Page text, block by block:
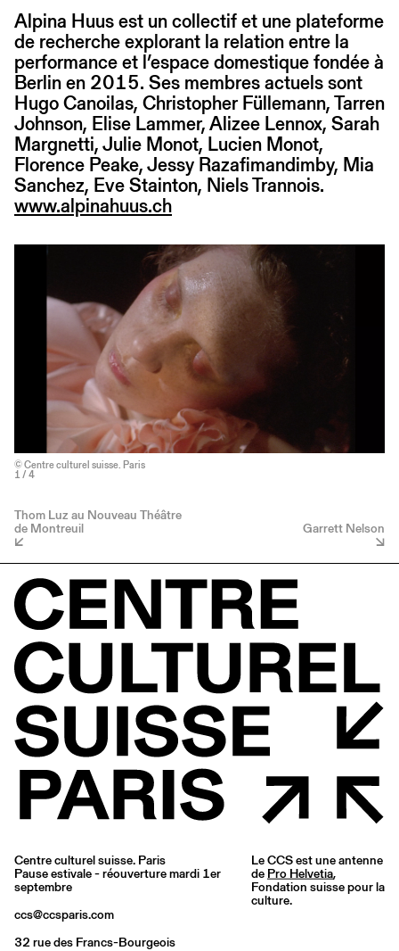
Alpina Huus est un collectif et une plateforme
de recherche explorant la relation entre la
performance et l’espace domestique fondée à
Berlin en 2015. Ses membres actuels sont
Hugo Canoilas, Christopher Füllemann, Tarren
Johnson, Elise Lammer, Alizee Lennox, Sarah
Margnetti, Julie Monot, Lucien Monot,
Florence Peake, Jessy Razafimandimby, Mia
Sanchez, Eve Stainton, Niels Trannois.
www.alpinahuus.ch
© Centre culturel suisse. Paris
1 / 4
Thom Luz au Nouveau Théâtre
de Montreuil Garrett Nelson
Centre culturel suisse. Paris
Pause estivale - réouverture mardi 1er
septembre
ccs@ccsparis.com
32 rue des Francs-Bourgeois
Le CCS est une antenne
de Pro Helvetia,
Fondation suisse pour la
culture.